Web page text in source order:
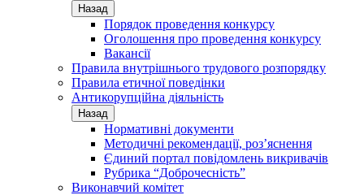
Назад
Порядок проведення конкурсу
Оголошення про проведення конкурсу
Вакансії
Правила внутрішнього трудового розпорядку
Правила етичної поведінки
Антикорупційна діяльність
Назад
Нормативні документи
Методичні рекомендації, роз’яснення
Єдиний портал повідомлень викривачів
Рубрика “Доброчесність”
Виконавчий комітет